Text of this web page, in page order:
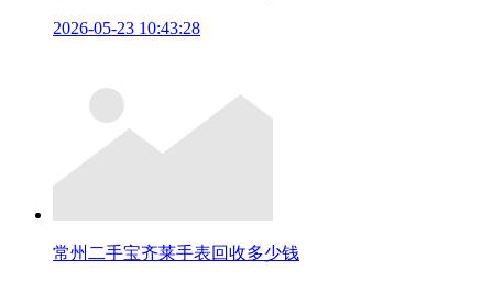
2026-05-23 10:43:28
常州二手宝齐莱手表回收多少钱